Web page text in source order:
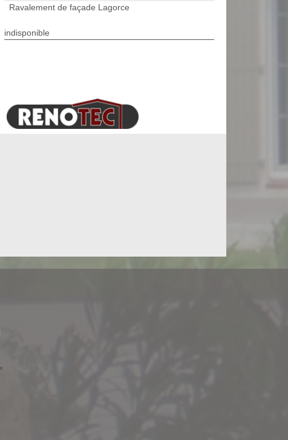
Ravalement de façade Lagorce
indisponible